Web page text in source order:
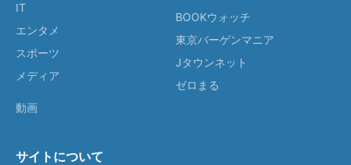
IT
エンタメ
スポーツ
メディア
動画
BOOKウォッチ
東京バーゲンマニア
Jタウンネット
ゼロまる
サイトについて